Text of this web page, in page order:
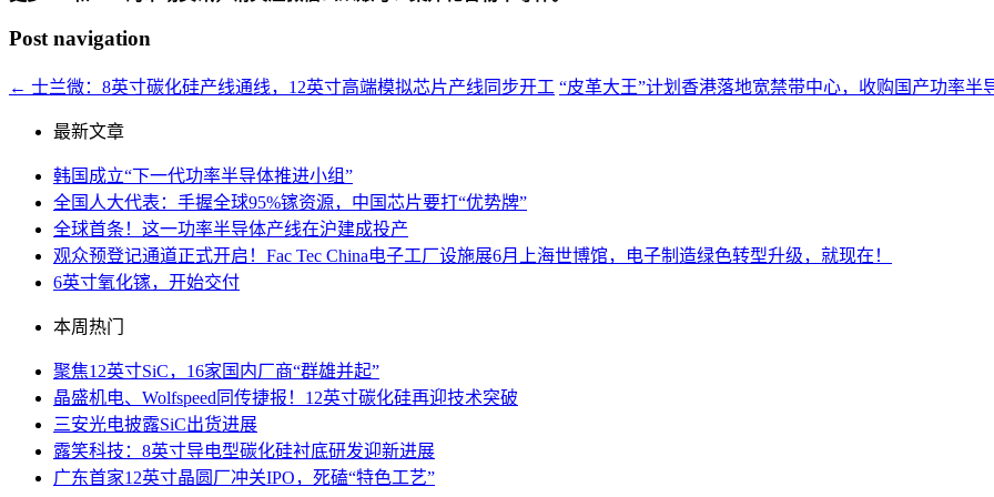
Post navigation
← 士兰微：8英寸碳化硅产线通线，12英寸高端模拟芯片产线同步开工 “皮革大王”计划香港落地宽禁带中心，收购国产功率半
最新文章
韩国成立“下一代功率半导体推进小组”
全国人大代表：手握全球95%镓资源，中国芯片要打“优势牌”
全球首条！这一功率半导体产线在沪建成投产
观众预登记通道正式开启！Fac Tec China电子工厂设施展6月上海世博馆，电子制造绿色转型升级，就现在！
6英寸氧化镓，开始交付
本周热门
聚焦12英寸SiC，16家国内厂商“群雄并起”
晶盛机电、Wolfspeed同传捷报！12英寸碳化硅再迎技术突破
三安光电披露SiC出货进展
露笑科技：8英寸导电型碳化硅衬底研发迎新进展
广东首家12英寸晶圆厂冲关IPO，死磕“特色工艺”